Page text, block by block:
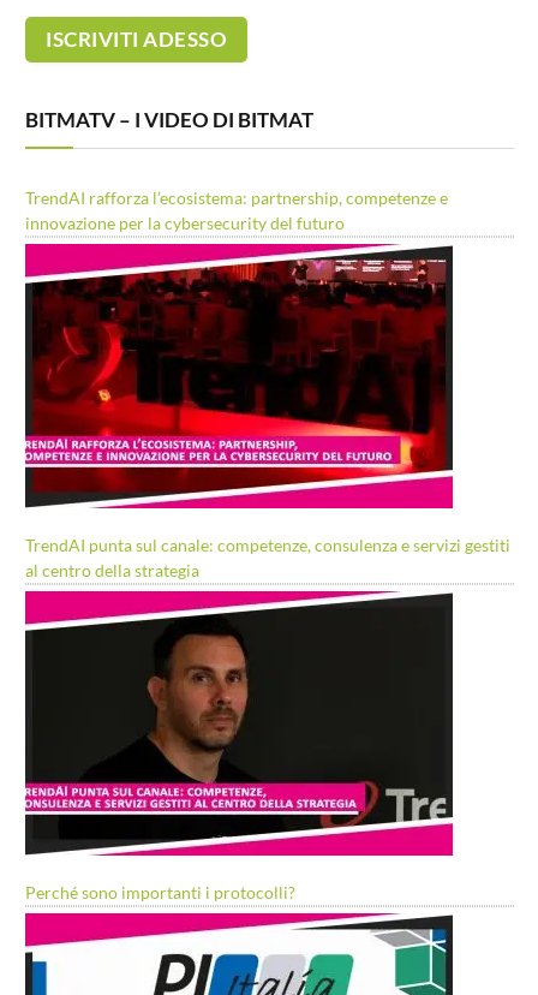
BITMATV – I VIDEO DI BITMAT
TrendAI rafforza l’ecosistema: partnership, competenze e
innovazione per la cybersecurity del futuro
TrendAI punta sul canale: competenze, consulenza e servizi gestiti
al centro della strategia
Perché sono importanti i protocolli?